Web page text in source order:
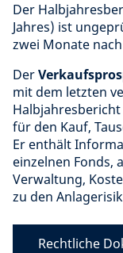
Der
Jahres) ist
zwei Monate
Der
mit dem letzten
für den Kauf,
Er enthält
einzelnen Fonds,
Verwaltung,
zu den
Rechtliche